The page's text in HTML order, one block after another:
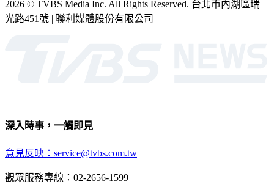
2026 © TVBS Media Inc. All Rights Reserved. 台北市內湖區瑞
光路451號 | 聯利媒體股份有限公司
深入時事，一觸即見
意見反映：service@tvbs.com.tw
觀眾服務專線：02-2656-1599